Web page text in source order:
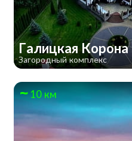
Галицкая Корона
Загородный комплекс
10 км